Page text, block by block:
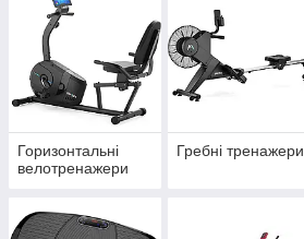
Горизонтальні
велотренажери
Гребні тренажери